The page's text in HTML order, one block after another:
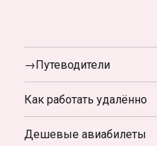
→Путеводители
Как работать удалённо
Дешевые авиабилеты